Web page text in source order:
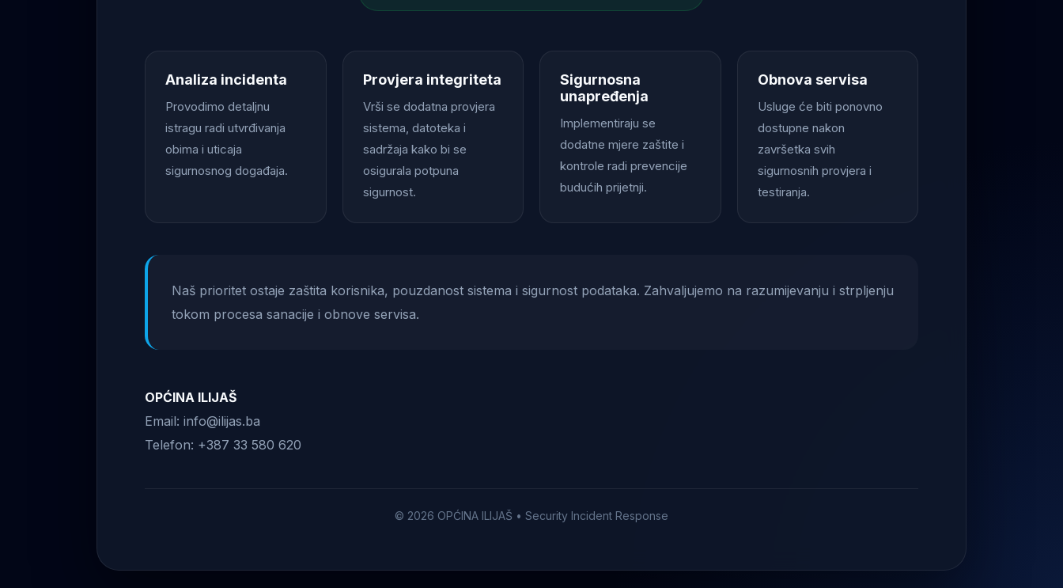
Analiza incidenta
Provodimo detaljnu
istragu radi utvrđivanja
obima i uticaja
sigurnosnog događaja.
Provjera integriteta
Vrši se dodatna provjera
sistema, datoteka i
sadržaja kako bi se
osigurala potpuna
sigurnost.
Sigurnosna
unapređenja
Implementiraju se
dodatne mjere zaštite i
kontrole radi prevencije
budućih prijetnji.
Obnova servisa
Usluge će biti ponovno
dostupne nakon
završetka svih
sigurnosnih provjera i
testiranja.
Naš prioritet ostaje zaštita korisnika, pouzdanost sistema i sigurnost podataka. Zahvaljujemo na razumijevanju i strpljenju
tokom procesa sanacije i obnove servisa.
OPĆINA ILIJAŠ
Email: info@ilijas.ba
Telefon: +387 33 580 620
© 2026 OPĆINA ILIJAŠ • Security Incident Response